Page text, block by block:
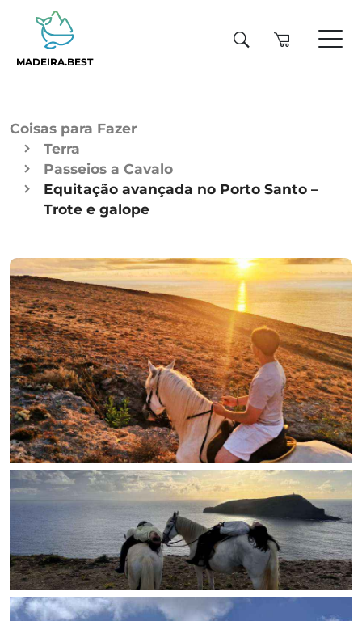
MADEIRA.BEST
Coisas para Fazer
Terra
Passeios a Cavalo
Equitação avançada no Porto Santo –
Trote e galope